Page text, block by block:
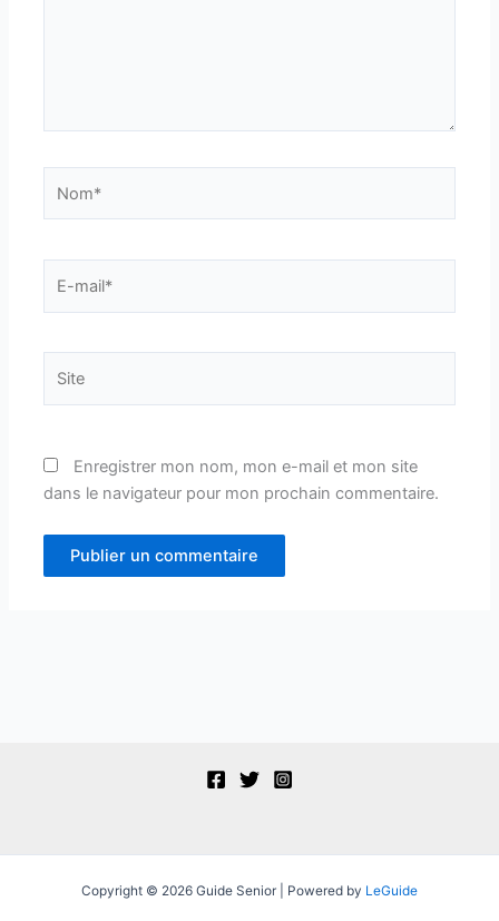
mail*
Enregistrer mon nom, mon e-mail et mon site
dans le navigateur pour mon prochain commentaire.
Copyright © 2026 Guide Senior | Powered by LeGuide